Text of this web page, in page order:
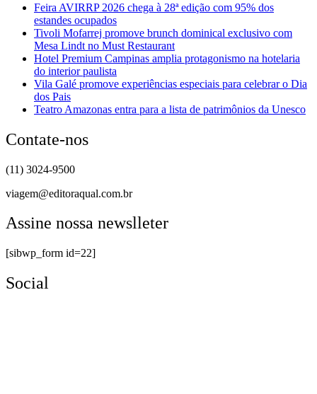
Feira AVIRRP 2026 chega à 28ª edição com 95% dos
estandes ocupados
Tivoli Mofarrej promove brunch dominical exclusivo com
Mesa Lindt no Must Restaurant
Hotel Premium Campinas amplia protagonismo na hotelaria
do interior paulista
Vila Galé promove experiências especiais para celebrar o Dia
dos Pais
Teatro Amazonas entra para a lista de patrimônios da Unesco
Contate-nos
(11) 3024-9500
viagem@editoraqual.com.br
Assine nossa newslleter
[sibwp_form id=22]
Social